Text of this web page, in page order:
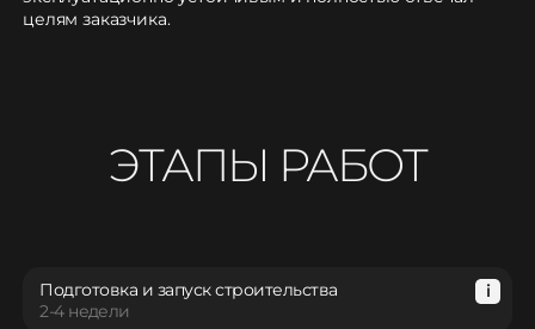
целям заказчика.
ЭТАПЫ РАБОТ
Подготовка и запуск строительства
2-4 недели